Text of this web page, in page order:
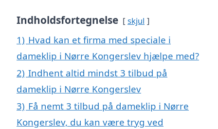
Indholdsfortegnelse skjul
1) Hvad kan et firma med speciale i
dameklip i Nørre Kongerslev hjælpe med?
2) Indhent altid mindst 3 tilbud på
dameklip i Nørre Kongerslev
3) Få nemt 3 tilbud på dameklip i Nørre
Kongerslev, du kan være tryg ved